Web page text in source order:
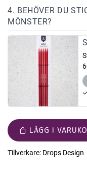
4. BEHÖVER DU
MÖNSTER?
LÄGG I
Tillverkare: Drops Design